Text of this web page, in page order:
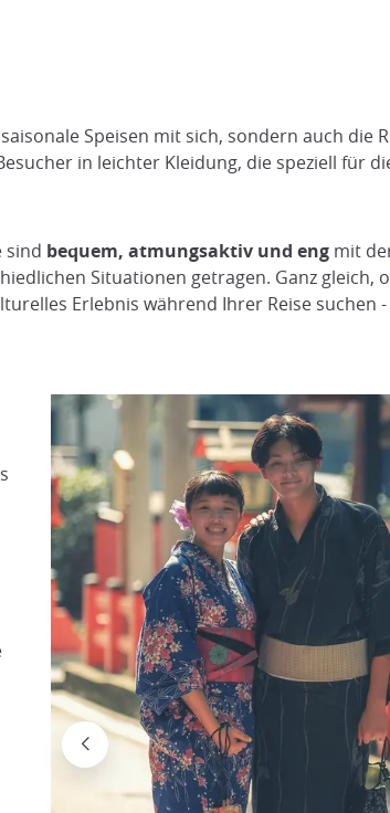
Speisen mit sich, sondern auch
in leichter Kleidung, die speziell für
sind bequem, atmungsaktiv und eng mit
Situationen getragen. Ganz gleich,
Erlebnis während Ihrer Reise suchen